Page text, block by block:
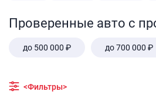
Проверенные авто с
до 500 000 ₽ до 700 000 ₽
<Фильтры>